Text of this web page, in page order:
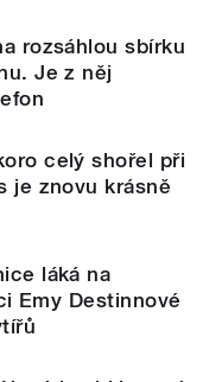
rozsáhlou sbírku
Je z něj
celý shořel při
je znovu krásně
láká na
Emy Destinnové